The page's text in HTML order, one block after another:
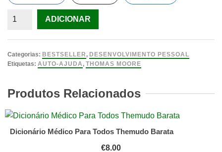
Quantidade
Educar
a
de
Moore
ADICIONAR
Categorias: BESTSELLER , DESENVOLVIMENTO PESSOAL
Etiquetas: AUTO-AJUDA , THOMAS MOORE
Produtos Relacionados
Dicionário Médico Para Todos Themudo Barata
€8.00